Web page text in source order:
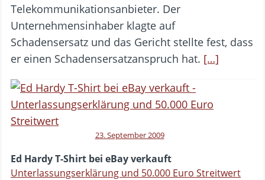
Telekommunikationsanbieter. Der
Unternehmensinhaber klagte auf
Schadensersatz und das Gericht stellte fest, dass
er einen Schadensersatzanspruch hat. […]
23. September 2009
Ed Hardy T-Shirt bei eBay verkauft
Unterlassungserklärung und 50.000 Euro Streitwert